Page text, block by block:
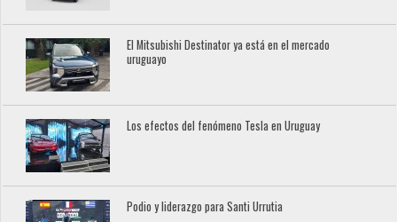
El Mitsubishi Destinator ya está en el mercado
uruguayo
Los efectos del fenómeno Tesla en Uruguay
Podio y liderazgo para Santi Urrutia